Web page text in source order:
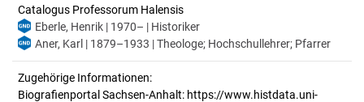
Catalogus Professorum Halensis
Eberle, Henrik | 1970– | Historiker
Aner, Karl | 1879–1933 | Theologe; Hochschullehrer; Pfarrer
Zugehörige Informationen:
Biografienportal Sachsen-Anhalt: https://www.histdata.uni-